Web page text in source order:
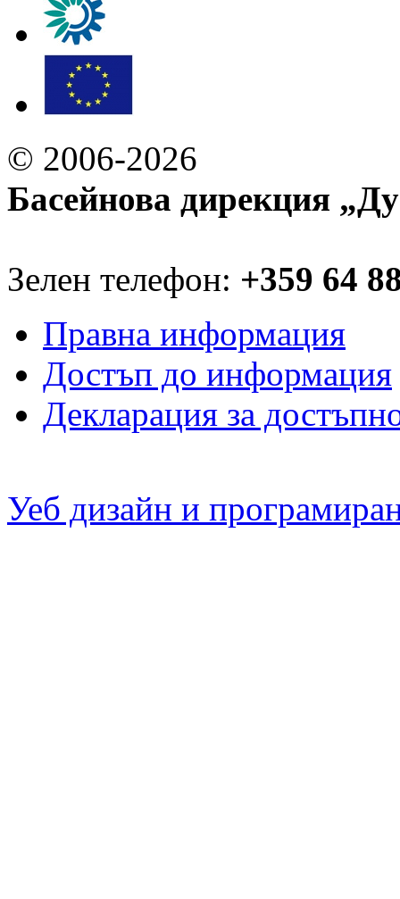
© 2006-2026
Басейнова дирекция
Зелен телефон: +359 64
Правна информация
Достъп до информация
Декларация за
Уеб дизайн и